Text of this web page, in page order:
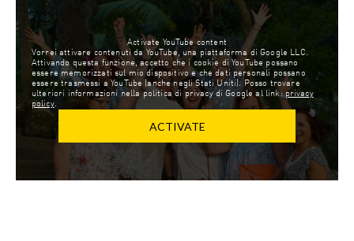
Activate YouTube content
Vorrei attivare contenuti da YouTube, una piattaforma di Google LLC.
Attivando questa funzione, accetto che i cookie di YouTube possano
essere memorizzati sul mio dispositivo e che dati personali possano
essere trasmessi a YouTube (anche negli Stati Uniti). Posso trovare
ulteriori informazioni nella politica di privacy di Google al link:privacy
policy.
ACTIVATE